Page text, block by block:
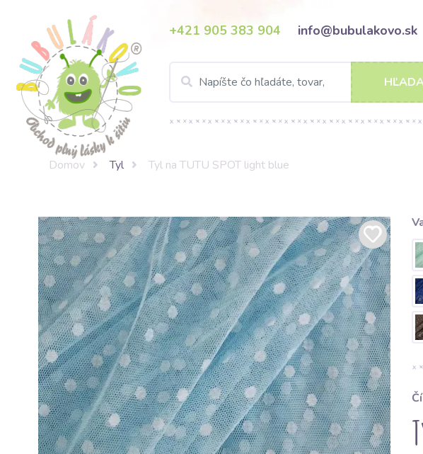
+421 905 383 904 info@bubulakovo.sk
Domov Tyl Tyl na TUTU SPOT light blue